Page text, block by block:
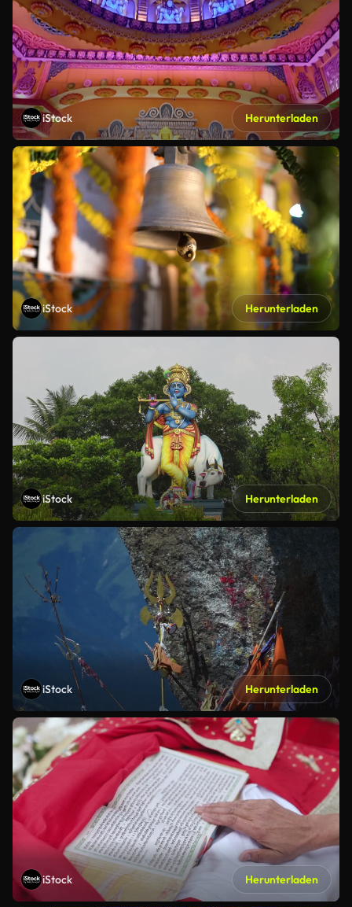
iStock Herunterladen
iStock Herunterladen
iStock Herunterladen
iStock Herunterladen
iStock Herunterladen